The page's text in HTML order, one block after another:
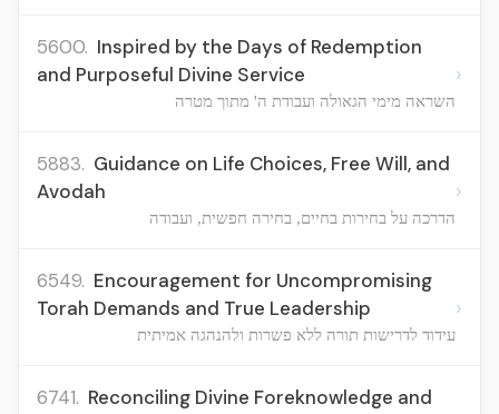
5600. Inspired by the Days of Redemption
and Purposeful Divine Service
השראה מימי הגאולה ועבודת ה' מתוך מטרה
›
5883. Guidance on Life Choices, Free Will, and
Avodah
הדרכה על בחירות בחיים, בחירה חפשית, ועבודה
›
6549. Encouragement for Uncompromising
Torah Demands and True Leadership
עידוד לדרישות תורה ללא פשרות ולהנהגה אמיתית
›
6741. Reconciling Divine Foreknowledge and